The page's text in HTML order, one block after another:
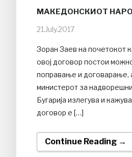
МАКЕДОНСКИОТ
21.July.2017
Зоран Заев на почетокот
овој договор постои
поправање и договарање,
министерот за
Бугарија излегува и
договор е […]
Continue Reading →